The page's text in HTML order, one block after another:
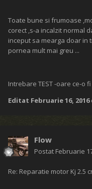
Toate bune si frumoase
corect ,s-a incalzit normal
inceput sa mearga doar in
pornea mult mai greu ...
Intrebare TEST -oare ce-o fi
Editat Februarie 16, 2016
Flow
Postat Februarie
Re: Reparatie motor Kj 2.5